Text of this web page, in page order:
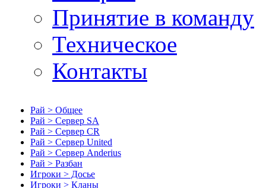
Принятие в команду
Техническое
Контакты
Рай > Общее
Рай > Сервер SA
Рай > Сервер CR
Рай > Сервер United
Рай > Сервер Anderius
Рай > Разбан
Игроки > Досье
Игроки > Кланы